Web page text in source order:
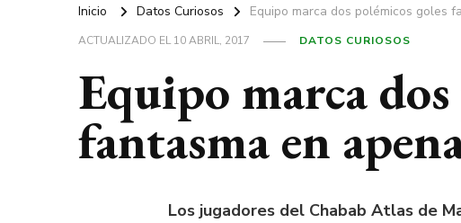
Inicio Datos Curiosos Equipo marca dos polémicos goles
ACTUALIZADO EL10 ABRIL, 2017 DATOS CURIOSOS
Equipo marca
fantasma en
Los jugadores del Chabab Atlas de